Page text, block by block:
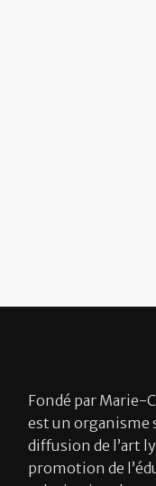
Fondé par Marie-
est un organisme
diffusion de l’art
promotion de